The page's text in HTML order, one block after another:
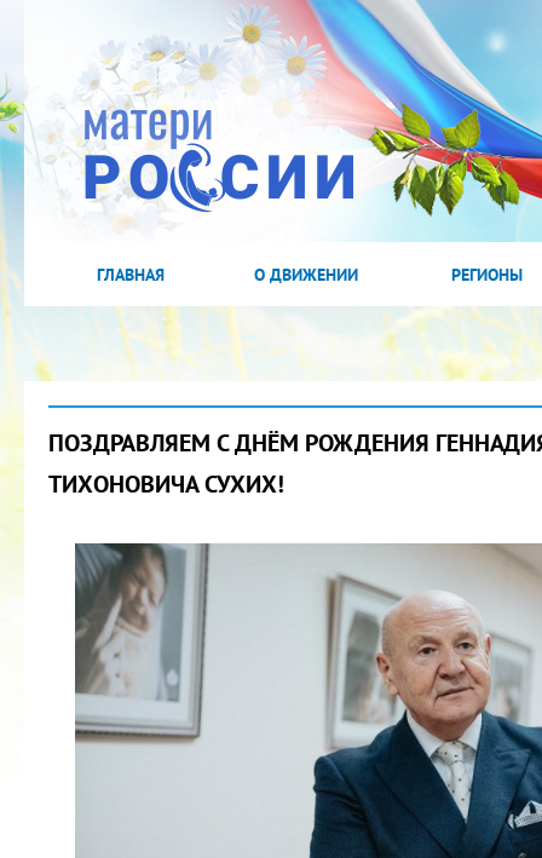
ГЛАВНАЯ О ДВИЖЕНИИ РЕГИОНЫ
ПОЗДРАВЛЯЕМ С ДНЁМ РОЖДЕНИЯ
ТИХОНОВИЧА СУХИХ!
2022 ГОД ПРОВОЗГЛАШЕН ГОДОМ
МАТЕРИ В ЯКУТИИ